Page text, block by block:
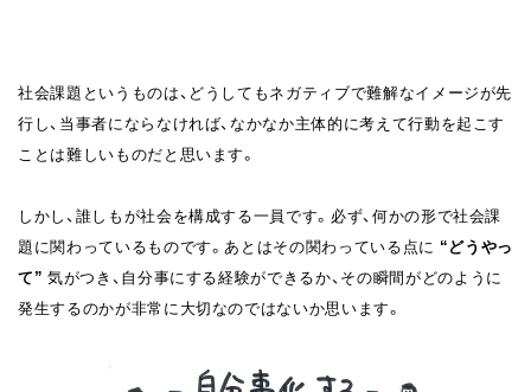
社会課題というものは、どうしてもネガティブで難解なイメージが先
行し、当事者にならなければ、なかなか主体的に考えて行動を起こす
ことは難しいものだと思います。
しかし、誰しもが社会を構成する一員です。必ず、何かの形で社会課
題に関わっているものです。あとはその関わっている点に “どうやっ
て” 気がつき、自分事にする経験ができるか、その瞬間がどのように
発生するのかが非常に大切なのではないか思います。